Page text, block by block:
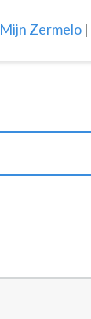
Mijn Zermelo |